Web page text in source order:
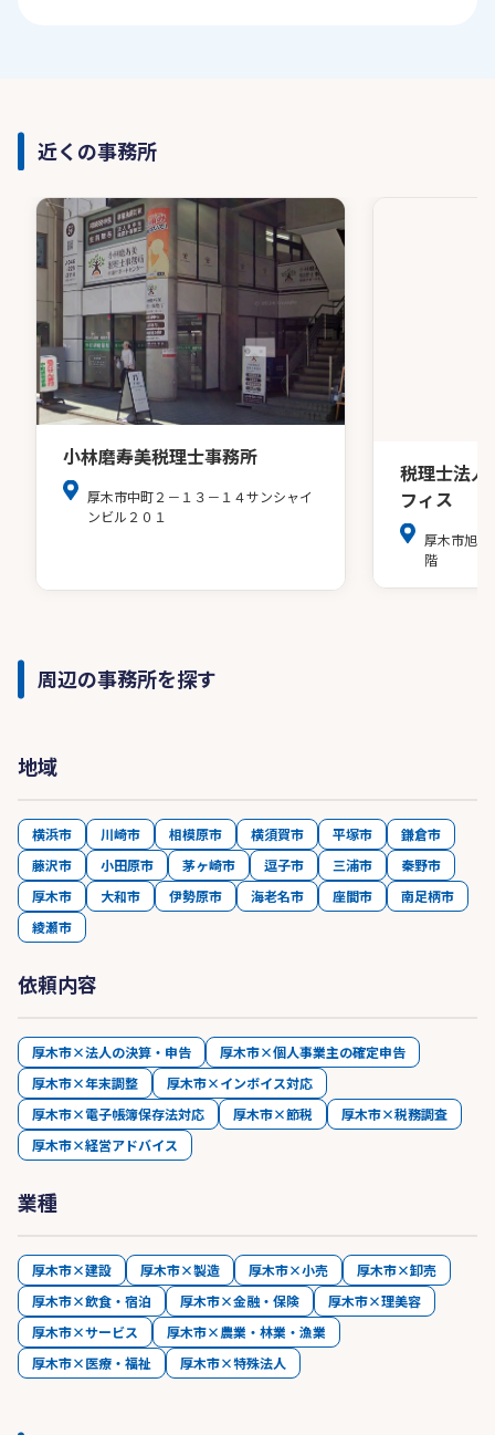
近くの事務所
小林磨寿美税理士事務所
厚木市中町２－１３－１４サンシャイ
ンビル２０１
税理士法人
フィス
厚木市旭
階
周辺の事務所を探す
地域
横浜市 川崎市 相模原市 横須賀市 平塚市
鎌倉市
藤沢市
小田原市 茅ヶ崎市 逗子市 三浦市
秦野市
厚木市
大和市 伊勢原市 海老名市 座間市
南足柄市
綾瀬市
依頼内容
厚木市×法人の決算・申告
厚木市×個人事業主の確定申告
厚木市×年末調整
厚木市×インボイス対応
厚木市×電子帳簿保存法対応
厚木市×節税
厚木市×税務調査
厚木市×経営アドバイス
業種
厚木市×建設 厚木市×製造 厚木市×小売
厚木市×卸売
厚木市×飲食・宿泊
厚木市×金融・保険
厚木市×理美容
厚木市×サービス
厚木市×農業・林業・漁業
厚木市×医療・福祉
厚木市×特殊法人